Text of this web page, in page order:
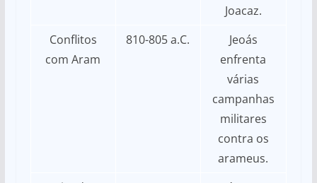
Joacaz.
Conflitos
com Aram
810-805 a.C.
Jeoás
enfrenta
várias
campanhas
militares
contra os
arameus.